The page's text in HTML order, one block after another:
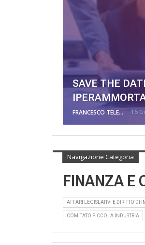
SAVE THE
FRANCESCO TELESCA 16
Navigazione Categoria
FINANZA E
AFFARI LEGISLATIVI E DIRITTO DI
COMITATO PICCOLA INDUSTRIA